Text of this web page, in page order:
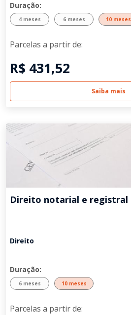
Duração:
4 meses 6 meses 10 meses
Parcelas a partir de:
R$ 431,52
Saiba mais
Direito notarial e registral
Direito
Duração:
6 meses 10 meses
Parcelas a partir de: